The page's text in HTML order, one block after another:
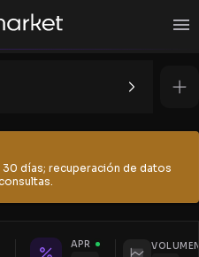
días; recuperación de datos
APR